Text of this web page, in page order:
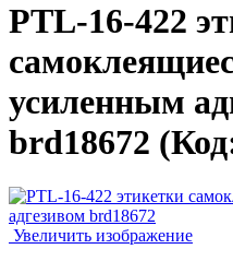
PTL-16-422
усиленным
brd18672
Увеличить изображение